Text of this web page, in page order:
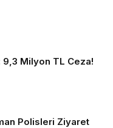
Milyon TL Ceza!
Polisleri Ziyaret